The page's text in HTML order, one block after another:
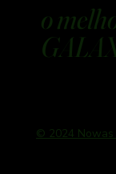
o
© 2024 Nowas